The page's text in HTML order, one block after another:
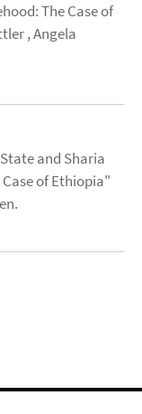
The Case of
, Angela
and Sharia
of Ethiopia"